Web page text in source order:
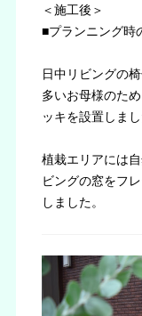
＜施工後＞
■プランニング時
日中リビングの
多いお母様のた
ッキを設置しまし
植栽エリアには
ビングの窓をフ
しました。